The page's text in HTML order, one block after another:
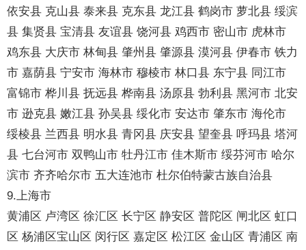
依安县 克山县 泰来县 克东县 龙江县 鹤岗市 萝北县 绥滨
县 集贤县 宝清县 友谊县 饶河县 鸡西市 密山市 虎林市
鸡东县 大庆市 林甸县 肇州县 肇源县 漠河县 伊春市 铁力
市 嘉荫县 宁安市 海林市 穆棱市 林口县 东宁县 同江市
富锦市 桦川县 抚远县 桦南县 汤原县 勃利县 黑河市 北安
市 逊克县 嫩江县 孙吴县 绥化市 安达市 肇东市 海伦市
绥棱县 兰西县 明水县 青冈县 庆安县 望奎县 呼玛县 塔河
县 七台河市 双鸭山市 牡丹江市 佳木斯市 绥芬河市 哈尔
滨市 齐齐哈尔市 五大连池市 杜尔伯特蒙古族自治县
9.上海市
黄浦区 卢湾区 徐汇区 长宁区 静安区 普陀区 闸北区 虹口
区 杨浦区宝山区 闵行区 嘉定区 松江区 金山区 青浦区 南